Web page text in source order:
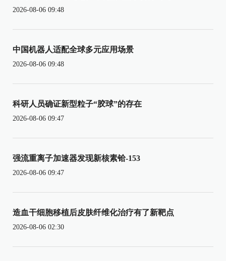
2026-08-06 09:48
中国机器人适配全球多元应用场景
2026-08-06 09:48
科研人员确证新型粒子“胶球”的存在
2026-08-06 09:47
强流重离子加速器发现新核素铪-153
2026-08-06 09:47
造血干细胞移植后皮肤纤维化治疗有了新靶点
2026-08-06 02:30